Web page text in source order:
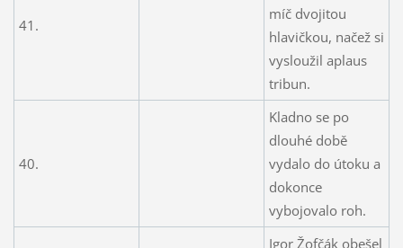
41.
míč dvojitou
hlavičkou, načež si
vysloužil aplaus
tribun.
40.
Kladno se po
dlouhé době
vydalo do útoku a
dokonce
vybojovalo roh.
Igor Žofčák obešel